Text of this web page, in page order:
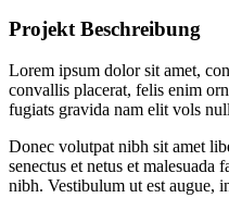
Projekt Beschreibung
Lorem ipsum dolor sit amet,
convallis placerat, felis enim
fugiats gravida nam elit vols
Donec volutpat nibh sit amet
senectus et netus et
nibh. Vestibulum ut est augue,